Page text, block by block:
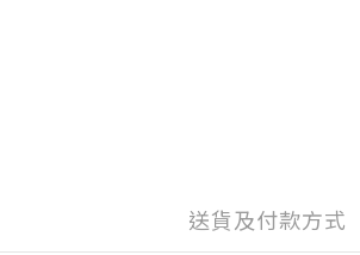
送貨及付款方式